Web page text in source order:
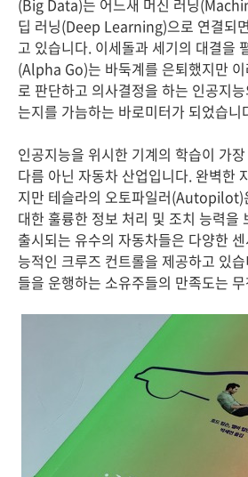
(Big Data)는 어느새 머신 러닝
딥 러닝(Deep Learning)으로 연결되
고 있습니다. 이세돌과 세기의 대결을
(Alpha Go)는 바둑계를 은퇴했지만
로 판단하고 의사결정을 하는 인공지
는지를 가늠하는 바로미터가 되었습니
인공지능을 위시한 기계의 학습이 가
다름 아닌 자동차 산업입니다. 완벽한
지만 테슬라의 오토파일러(Autopilot)
대한 훌륭한 정보 처리 및 조치 능력을
출시되는 유수의 자동차들은 다양한
능적인 크루즈 컨트롤을 제공하고 있
들을 운행하는 소유주들의 만족도는